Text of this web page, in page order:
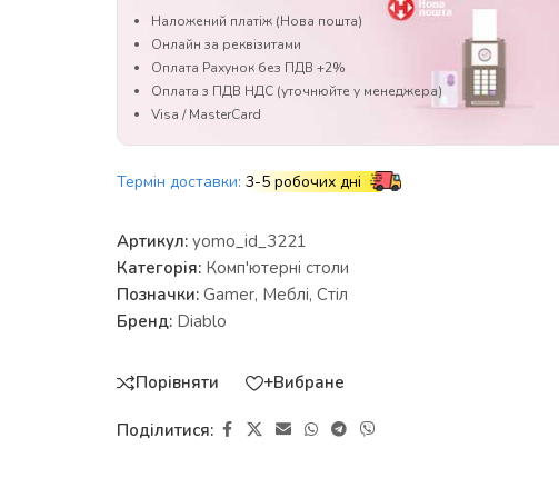
Наложений платіж (Нова пошта)
Онлайн за реквізитами
Оплата Рахунок без ПДВ +2%
Оплата з ПДВ НДС (уточнюйте у менеджера)
Visa / MasterCard
Термін доставки: 3-5 робочих дні
Артикул: yomo_id_3221
Категорія: Комп'ютерні столи
Позначки: Gamer, Меблі, Стіл
Бренд: Diablo
Порівняти +Вибране
Поділитися: